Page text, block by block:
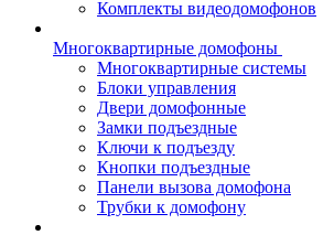
Комплекты видеодомофонов
Многоквартирные домофоны
Многоквартирные системы
Блоки управления
Двери домофонные
Замки подъездные
Ключи к подъезду
Кнопки подъездные
Панели вызова домофона
Трубки к домофону